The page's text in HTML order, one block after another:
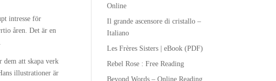
intresse för
åren. Det är en
dem att skapa verk
illustrationer är
Online
Il grande ascensore di cristallo –
Italiano
Les Frères Sisters | eBook (PDF)
Rebel Rose : Free Reading
Beyond Words – Online Reading